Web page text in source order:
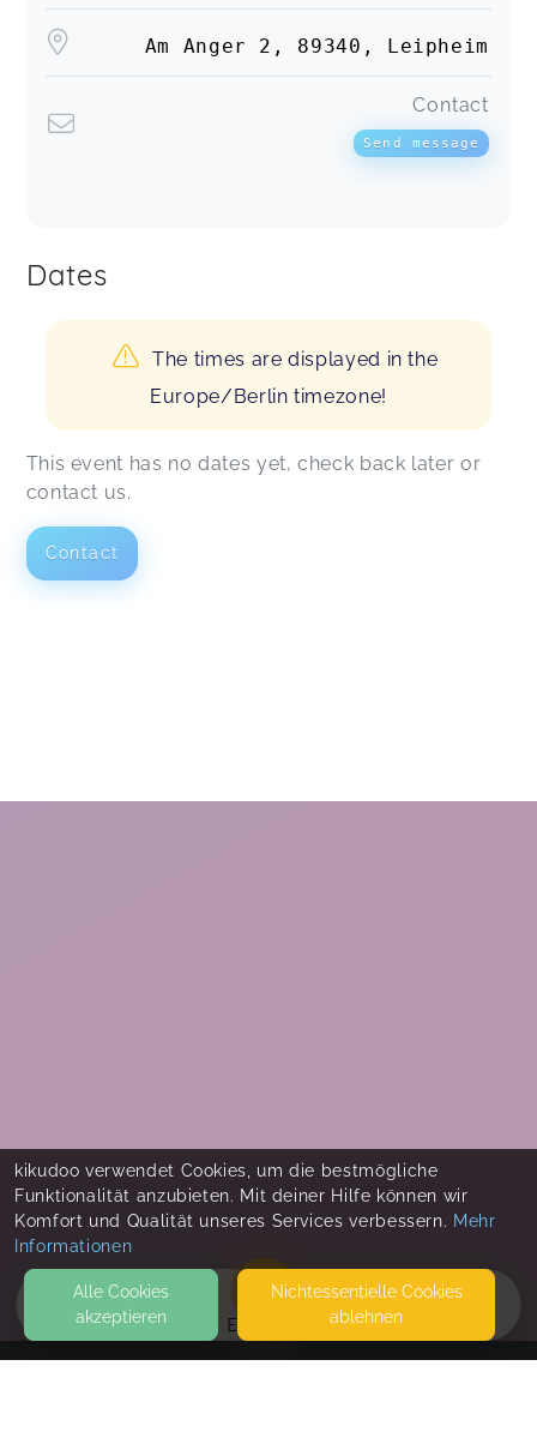
EVENTS
Am Anger 2, 89340, Leipheim
Contact
Send message
Dates
The times are displayed in the
Europe/Berlin timezone!
This event has no dates yet, check back later or
contact us.
Contact
kikudoo verwendet Cookies, um die bestmögliche
Funktionalität anzubieten. Mit deiner Hilfe können wir
Komfort und Qualität unseres Services verbessern. Mehr
Informationen
Alle Cookies
akzeptieren
Nicht­essentielle Cookies
ablehnen